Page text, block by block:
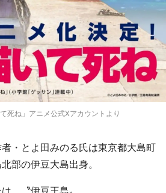
死ね」アニメ公式Xアカウントより
者・とよ田みのる氏は東京都大島町
部の伊豆大島出身。
、〝伊豆王島〟。